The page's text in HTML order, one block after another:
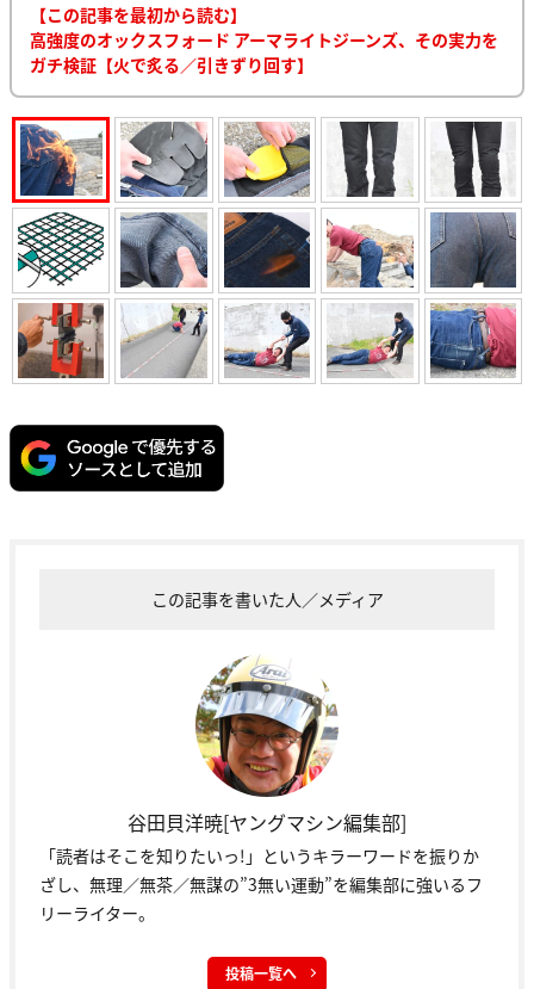
【この記事を最初から読む】
高強度のオックスフォード アーマライトジーンズ、その実力を
ガチ検証【火で炙る／引きずり回す】
この記事を書いた人／メディア
谷田貝洋暁[ヤングマシン編集部]
「読者はそこを知りたいっ!」というキラーワードを振りか
ざし、無理／無茶／無謀の”3無い運動”を編集部に強いるフ
リーライター。
投稿一覧へ